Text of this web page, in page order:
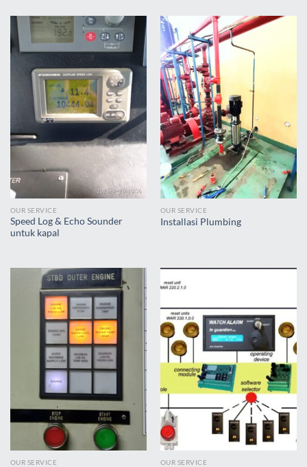
OUR SERVICE
Speed Log & Echo Sounder
untuk kapal
OUR SERVICE
Installasi Plumbing
OUR SERVICE OUR SERVICE